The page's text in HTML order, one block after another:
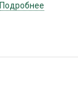
Подробнее